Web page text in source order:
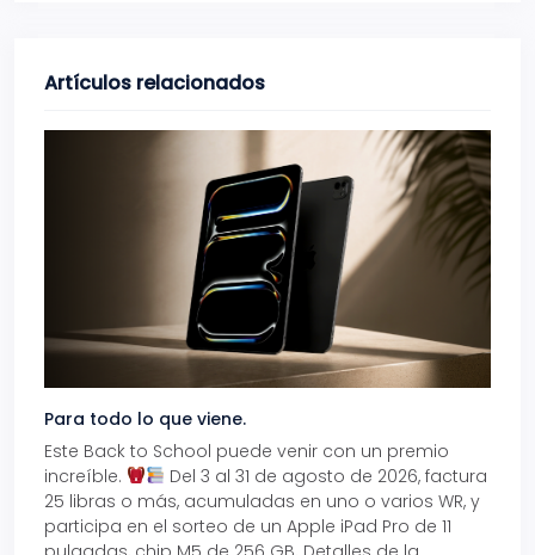
Artículos relacionados
Para todo lo que viene.
Este Back to School puede venir con un premio
increíble.
Del 3 al 31 de agosto de 2026, factura
25 libras o más, acumuladas en uno o varios WR, y
participa en el sorteo de un Apple iPad Pro de 11